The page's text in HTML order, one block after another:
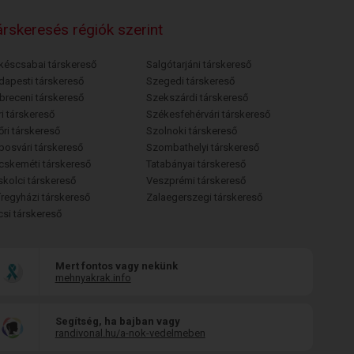
régiók szerint
társkereső
társkereső
társkereső
társkereső
társkereső
társkereső
társkereső
társkereső
társkereső
társkereső
Salgótarjáni társkereső
Szegedi társkereső
Szekszárdi társkereső
Székesfehérvári társkereső
Szolnoki társkereső
Szombathelyi társkereső
Tatabányai társkereső
Veszprémi társkereső
Zalaegerszegi társkereső
Mert fontos vagy nekünk
mehnyakrak.info
Segítség, ha bajban vagy
randivonal.hu/a-nok-vedelmeben